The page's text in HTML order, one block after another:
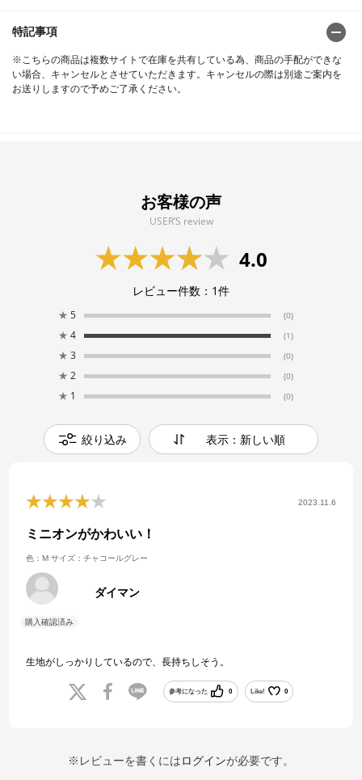
特記事項
※こちらの商品は複数サイトで在庫を共有している為、商品の手配ができな
い場合、キャンセルとさせていただきます。キャンセルの際は別途ご案内を
お送りしますので予めご了承ください。
お客様の声
USER’S review
4.0
レビュー件数： 1件
★ 5 (0)
★ 4 (1)
★ 3 (0)
★ 2 (0)
★ 1 (0)
絞り込み 表示：新しい順
2023.11.6
ミニオンがかわいい！
色：M サイズ：チャコールグレー
ダイマン
生地がしっかりしているので、長持ちしそう。
参考になった 0 Like! 0
※レビューを書くにはログインが必要です。